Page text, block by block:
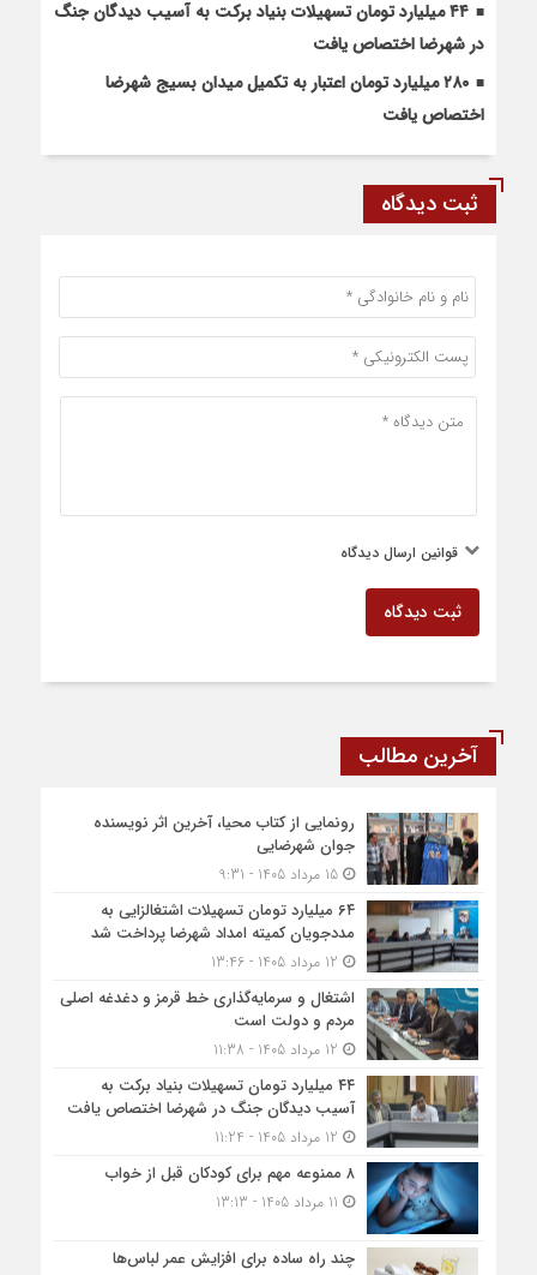
۴۴ میلیارد تومان تسهیلات بنیاد برکت به آسیب دیدگان جنگ
در شهرضا اختصاص یافت
۲۸۰ میلیارد تومان اعتبار به تکمیل میدان بسیج شهرضا
اختصاص یافت
ثبت دیدگاه
قوانین ارسال دیدگاه
ثبت دیدگاه
آخرین مطالب
رونمایی از کتاب محیا، آخرین اثر نویسنده
جوان شهرضایی
15 مرداد 1405 - 9:31
۶۴ میلیارد تومان تسهیلات اشتغالزایی به
مددجویان کمیته امداد شهرضا پرداخت شد
اشتغال و سرمایه‌گذاری خط قرمز و دغدغه اصلی
مردم و دولت است
۴۴ میلیارد تومان تسهیلات بنیاد برکت به
آسیب دیدگان جنگ در شهرضا اختصاص یافت
۸ ممنوعه مهم برای کودکان قبل از خواب
چند راه ساده برای افزایش عمر لباس‌ها